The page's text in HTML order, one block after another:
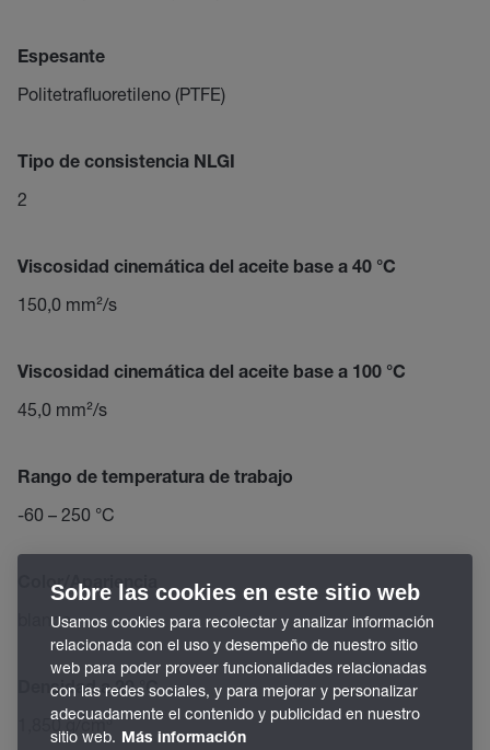
Espesante
Politetrafluoretileno (PTFE)
Tipo de consistencia NLGI
2
Viscosidad cinemática del aceite base a 40 °C
150,0 mm²/s
Viscosidad cinemática del aceite base a 100 °C
45,0 mm²/s
Rango de temperatura de trabajo
-60 – 250 °C
Color/Apariencia
blanco
Densidad a 20 °C
1,850 g/cm³
Sobre las cookies en este sitio web
Usamos cookies para recolectar y analizar información
relacionada con el uso y desempeño de nuestro sitio
web para poder proveer funcionalidades relacionadas
con las redes sociales, y para mejorar y personalizar
adecuadamente el contenido y publicidad en nuestro
sitio web. Más información